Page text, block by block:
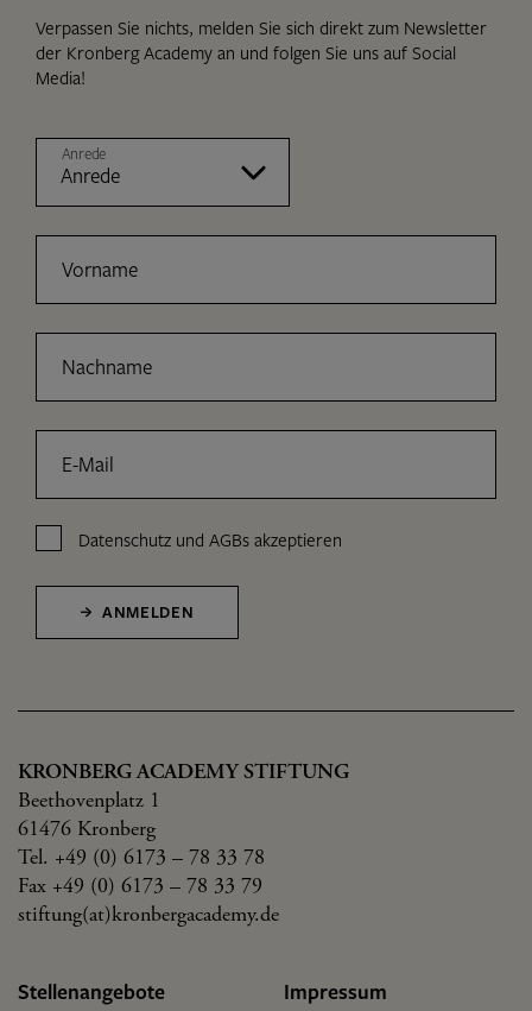
Verpassen Sie nichts, melden Sie sich direkt zum Newsletter
der Kronberg Academy an und folgen Sie uns auf Social
Media!
Anrede
Vorname
Nachname
E-Mail
Datenschutz undAGBs akzeptieren
ANMELDEN
KRONBERG ACADEMY STIFTUNG
Beethovenplatz 1
61476 Kronberg
Tel. +49 (0) 6173 – 78 33 78
Fax +49 (0) 6173 – 78 33 79
stiftung(at)kronbergacademy.de
Stellenangebote Impressum